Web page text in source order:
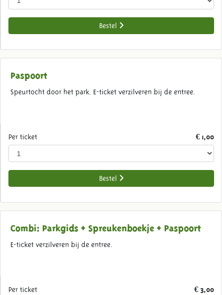
Bestel
Paspoort
Speurtocht door het park. E-ticket verzilveren bij de entree.
Per ticket € 1,00
Bestel
Combi: Parkgids + Spreukenboekje + Paspoort
E-ticket verzilveren bij de entree.
Per ticket € 3,00